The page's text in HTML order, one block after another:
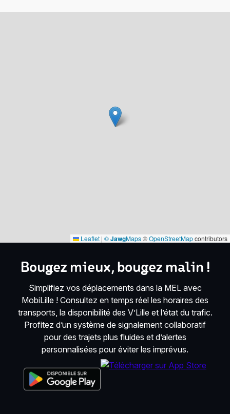
Leaflet | ©JawgMaps©OpenStreetMapcontributors
Bougez mieux, bougez malin !
Simplifiez vos déplacements dans la MEL avec
MobiLille ! Consultez en temps réel les horaires des
transports, la disponibilité des V’Lille et l’état du trafic.
Profitez d’un système de signalement collaboratif
pour des trajets plus fluides et d’alertes
personnalisées pour éviter les imprévus.